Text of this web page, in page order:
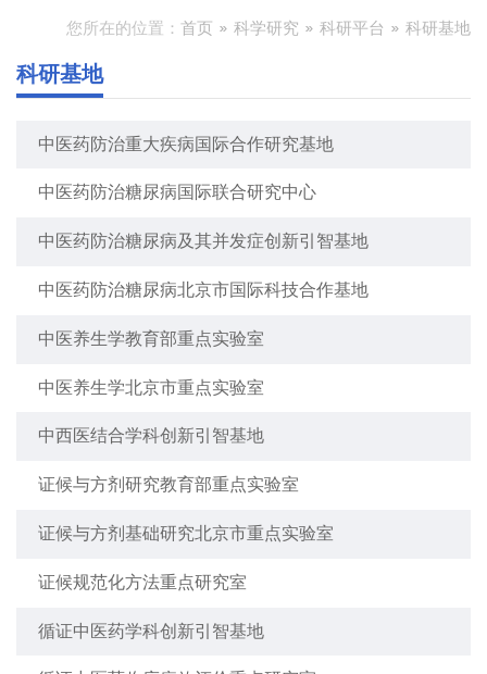
您所在的位置： 首页 科学研究 科研平台 科研基地
科研基地
中医药防治重大疾病国际合作研究基地
中医药防治糖尿病国际联合研究中心
中医药防治糖尿病及其并发症创新引智基地
中医药防治糖尿病北京市国际科技合作基地
中医养生学教育部重点实验室
中医养生学北京市重点实验室
中西医结合学科创新引智基地
证候与方剂研究教育部重点实验室
证候与方剂基础研究北京市重点实验室
证候规范化方法重点研究室
循证中医药学科创新引智基地